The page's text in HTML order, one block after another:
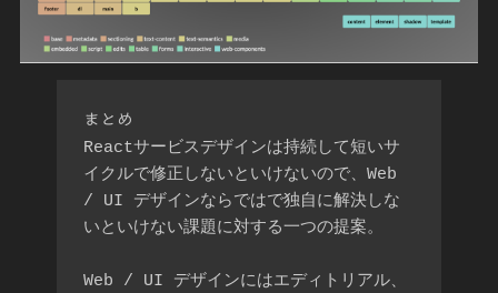
まとめ
Reactサービスデザインは持続して短いサ
イクルで修正しないといけないので、Web
/ UI デザインならではで独自に解決しな
いといけない課題に対する一つの提案。
Web / UI デザインにはエディトリアル、